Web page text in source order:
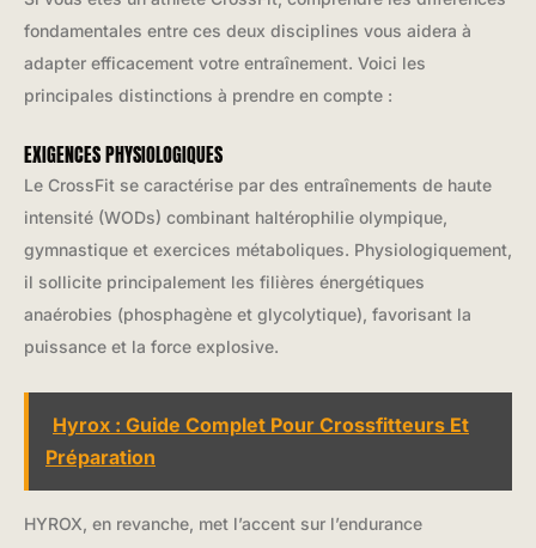
fondamentales entre ces deux disciplines vous aidera à
adapter efficacement votre entraînement. Voici les
principales distinctions à prendre en compte :
EXIGENCES PHYSIOLOGIQUES
Le CrossFit se caractérise par des entraînements de haute
intensité (WODs) combinant haltérophilie olympique,
gymnastique et exercices métaboliques. Physiologiquement,
il sollicite principalement les filières énergétiques
anaérobies (phosphagène et glycolytique), favorisant la
puissance et la force explosive.
Hyrox : Guide Complet Pour Crossfitteurs Et
Préparation
HYROX, en revanche, met l’accent sur l’endurance